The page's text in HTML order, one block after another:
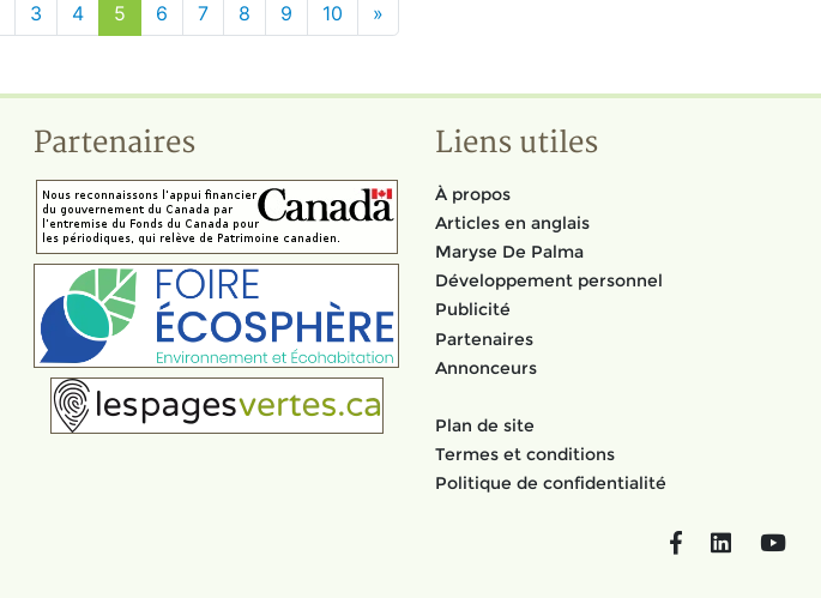
3 4 5 6 7 8 9 10 »
Partenaires Liens utiles
À propos
Articles en anglais
Maryse De Palma
Développement personnel
Publicité
Partenaires
Annonceurs
Plan de site
Termes et conditions
Politique de confidentialité
FacebookLinkedIn